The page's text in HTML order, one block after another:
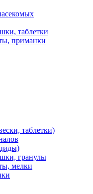
таблетки
приманки
таблетки)
гранулы
мелки